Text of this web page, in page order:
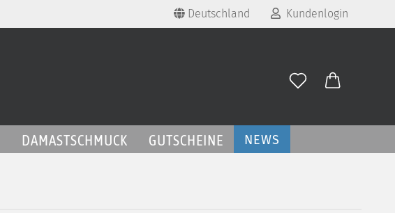
Deutschland Kundenlogin
Passwort
DAMASTSCHMUCK GUTSCHEINE NEWS